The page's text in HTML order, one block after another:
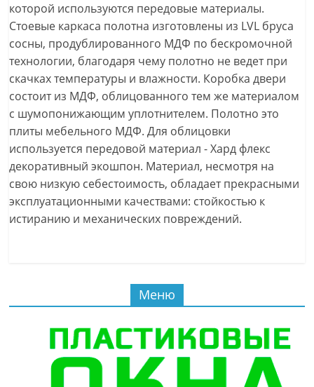
которой используются передовые материалы.
Стоевые каркаса полотна изготовлены из LVL бруса
сосны, продублированного МДФ по бескромочной
технологии, благодаря чему полотно не ведет при
скачках температуры и влажности. Коробка двери
состоит из МДФ, облицованного тем же материалом
с шумопонижающим уплотнителем. Полотно это
плиты мебельного МДФ. Для облицовки
используется передовой материал - Хард флекс
декоративный экошпон. Материал, несмотря на
свою низкую себестоимость, обладает прекрасными
эксплуатационными качествами: стойкостью к
истиранию и механических повреждений.
Меню